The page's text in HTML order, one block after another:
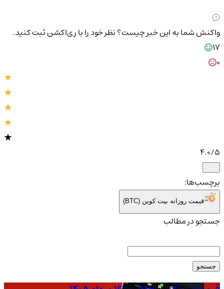
واکنش شما به این خبر چیست؟نظر خود را با ری‌اکشن ثبت کنید.
17
4.0/5
برچسب‌ها:
قیمت روزانه بیت کوین (BTC)
جستجو در مطالب
جستجو